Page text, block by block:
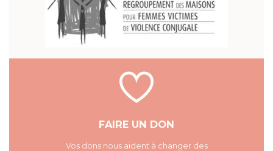
FAIRE UN DON
Vos dons nous aident à changer des